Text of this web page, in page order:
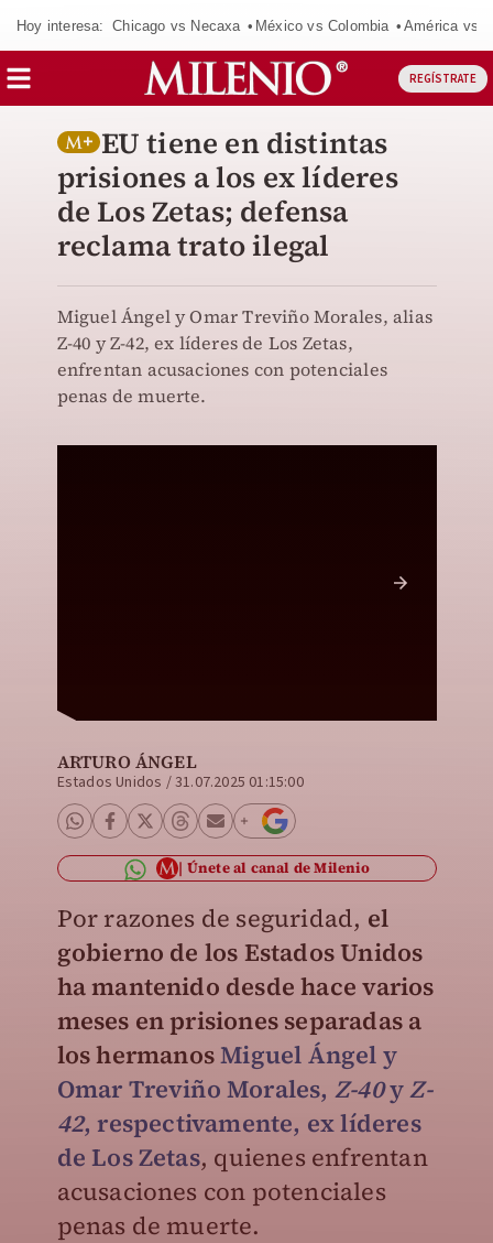
Hoy interesa: Chicago vs Necaxa México vs Colombia América vs
REGÍSTRATE
EU tiene en distintas
prisiones a los ex líderes
de Los Zetas; defensa
reclama trato ilegal
Miguel Ángel y Omar Treviño Morales, alias
Z-40 y Z-42, ex líderes de Los Zetas,
enfrentan acusaciones con potenciales
penas de muerte.
ARTURO ÁNGEL
Estados Unidos /31.07.2025 01:15:00
Únete al canal de Milenio
Por razones de seguridad, el
gobierno de los Estados Unidos
ha mantenido desde hace varios
meses en prisiones separadas a
los hermanosMiguel Ángel y
Omar Treviño Morales, Z-40yZ-
42, respectivamente, ex líderes
de Los Zetas, quienes enfrentan
acusaciones con potenciales
penas de muerte.